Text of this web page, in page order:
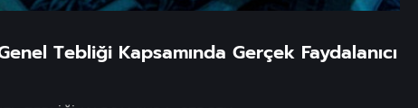
Tebliği Kapsamında Gerçek Faydalanıcı